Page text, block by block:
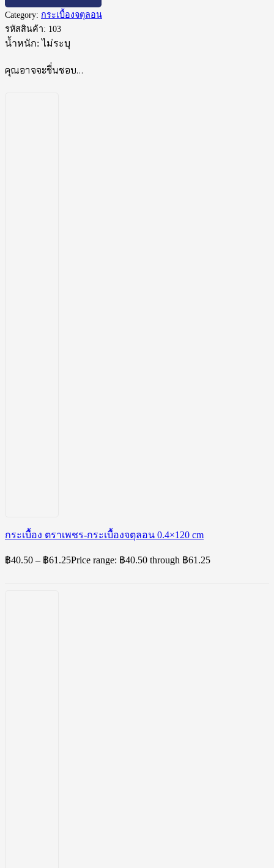
Category: กระเบื้องจตุลอน
รหัสสินค้า: 103
น้ำหนัก:ไม่ระบุ
คุณอาจจะชื่นชอบ…
กระเบื้อง ตราเพชร-กระเบื้องจตุลอน 0.4×120 cm
฿40.50 – ฿61.25Price range: ฿40.50 through ฿61.25